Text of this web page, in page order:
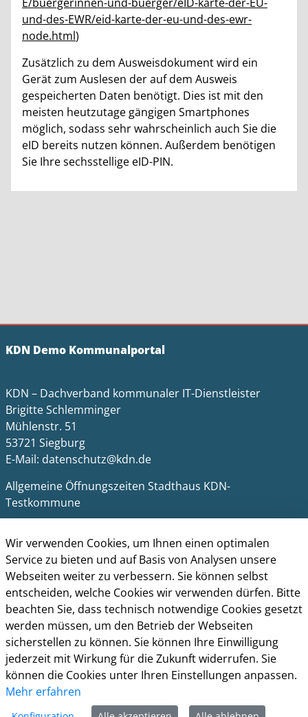
und-des-EWR/eid-karte-der-eu-und-des-ewr-
node.html)
Zusätzlich zu dem Ausweisdokument wird ein
Gerät zum Auslesen der auf dem Ausweis
gespeicherten Daten benötigt. Dies ist mit den
meisten heutzutage gängigen Smartphones
möglich, sodass sehr wahrscheinlich auch Sie die
eID bereits nutzen können. Außerdem benötigen
Sie Ihre sechsstellige eID-PIN.
KDN Demo Kommunalportal
KDN – Dachverband kommunaler IT-Dienstleister
Brigitte Schlemminger
Mühlenstr. 51
53721 Siegburg
E-Mail: datenschutz@kdn.de
Allgemeine Öffnungszeiten Stadthaus KDN-
Testkommune
Montag - Donnerstag: 14:00 - 16:00 Uhr
Impressum
Datenschutz
Barrierefreiheit
Kontakt
Cookie-Richtlinie
Wir verwenden Cookies, um Ihnen einen optimalen
Service zu bieten und auf Basis von Analysen unsere
Webseiten weiter zu verbessern. Sie können selbst
entscheiden, welche Cookies wir verwenden dürfen. Bitte
beachten Sie, dass technisch notwendige Cookies gesetzt
werden müssen, um den Betrieb der Webseiten
sicherstellen zu können. Sie können Ihre Einwilligung
jederzeit mit Wirkung für die Zukunft widerrufen. Sie
können die Cookies unter Ihren Einstellungen anpassen.
Mehr erfahren